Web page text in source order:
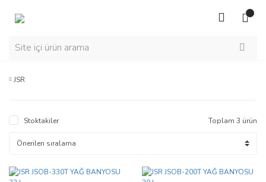
JSR
Stoktakiler Toplam 3 ürün